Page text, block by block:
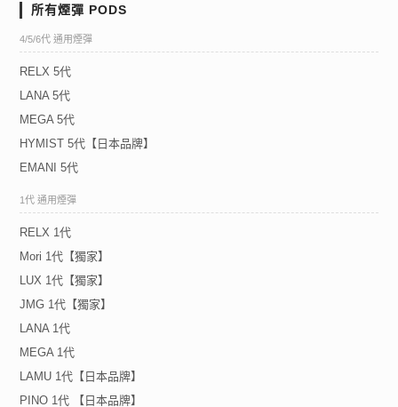
所有煙彈 PODS
4/5/6代 通用煙彈
RELX 5代
LANA 5代
MEGA 5代
HYMIST 5代【日本品牌】
EMANI 5代
1代 通用煙彈
RELX 1代
Mori 1代【獨家】
LUX 1代【獨家】
JMG 1代【獨家】
LANA 1代
MEGA 1代
LAMU 1代【日本品牌】
PINO 1代 【日本品牌】